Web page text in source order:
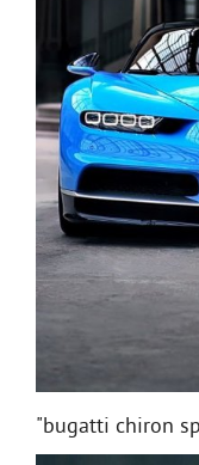
"bugatti chiron